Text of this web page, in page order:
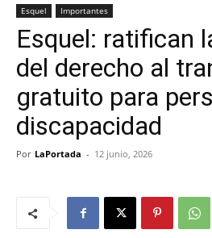
Esquel Importantes
Esquel: ratifican
del derecho al
gratuito para
discapacidad
Por LaPortada - 12 junio, 2026